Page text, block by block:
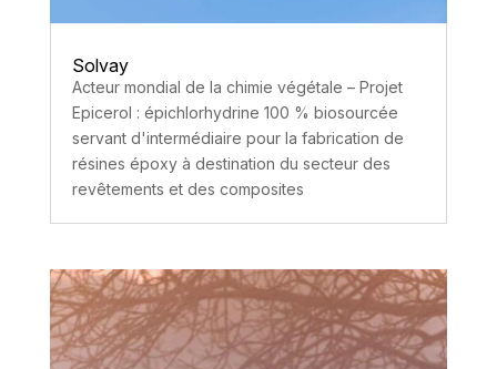
Solvay
Acteur mondial de la chimie végétale – Projet
Epicerol : épichlorhydrine 100 % biosourcée
servant d'intermédiaire pour la fabrication de
résines époxy à destination du secteur des
revêtements et des composites